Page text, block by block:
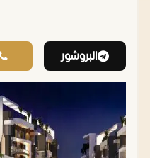
البروشور